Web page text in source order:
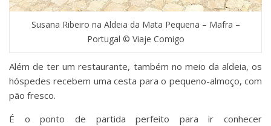
Susana Ribeiro na Aldeia da Mata Pequena – Mafra –
Portugal © Viaje Comigo
Além de ter um restaurante, também no meio da aldeia, os
hóspedes recebem uma cesta para o pequeno-almoço, com
pão fresco.
É o ponto de partida perfeito para ir conhecer